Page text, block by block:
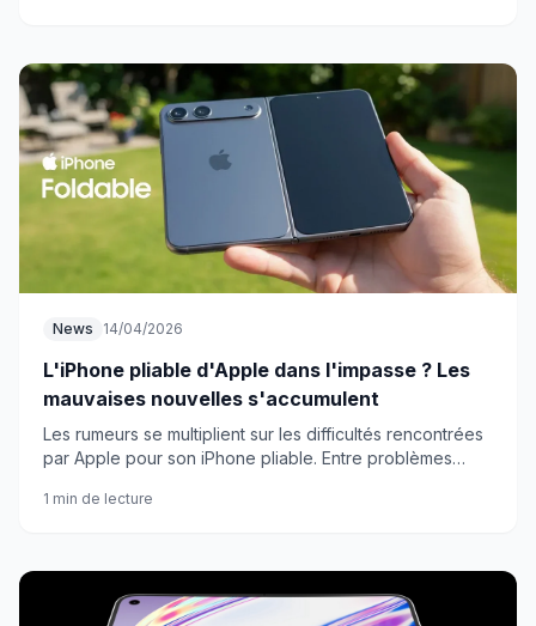
News 14/04/2026
L'iPhone pliable d'Apple dans l'impasse ? Les
mauvaises nouvelles s'accumulent
Les rumeurs se multiplient sur les difficultés rencontrées
par Apple pour son iPhone pliable. Entre problèmes
1 min de lecture